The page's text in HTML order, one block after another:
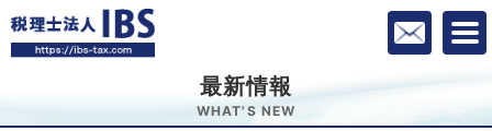
最新情報
WHAT'S NEW